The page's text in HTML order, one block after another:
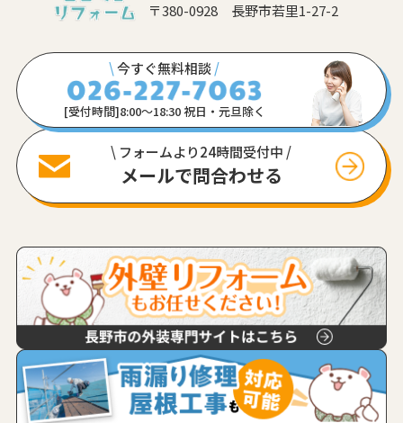
〒380-0928 長野市若里1-27-2
\今すぐ無料相談 /
[受付時間]8:00〜18:30 祝日・元旦除く
\ フォームより24時間受付中 /
メールで問合わせる